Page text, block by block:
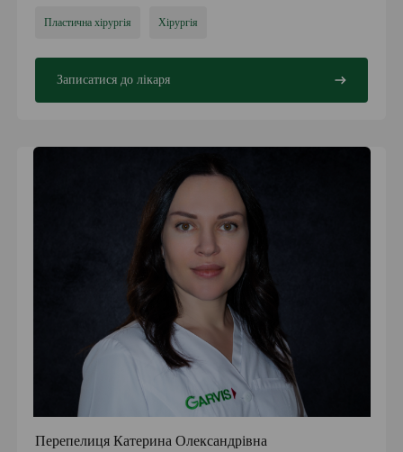
Пластична хірургія Хірургія
Записатися до лікаря
Перепелиця Катерина Олександрівна